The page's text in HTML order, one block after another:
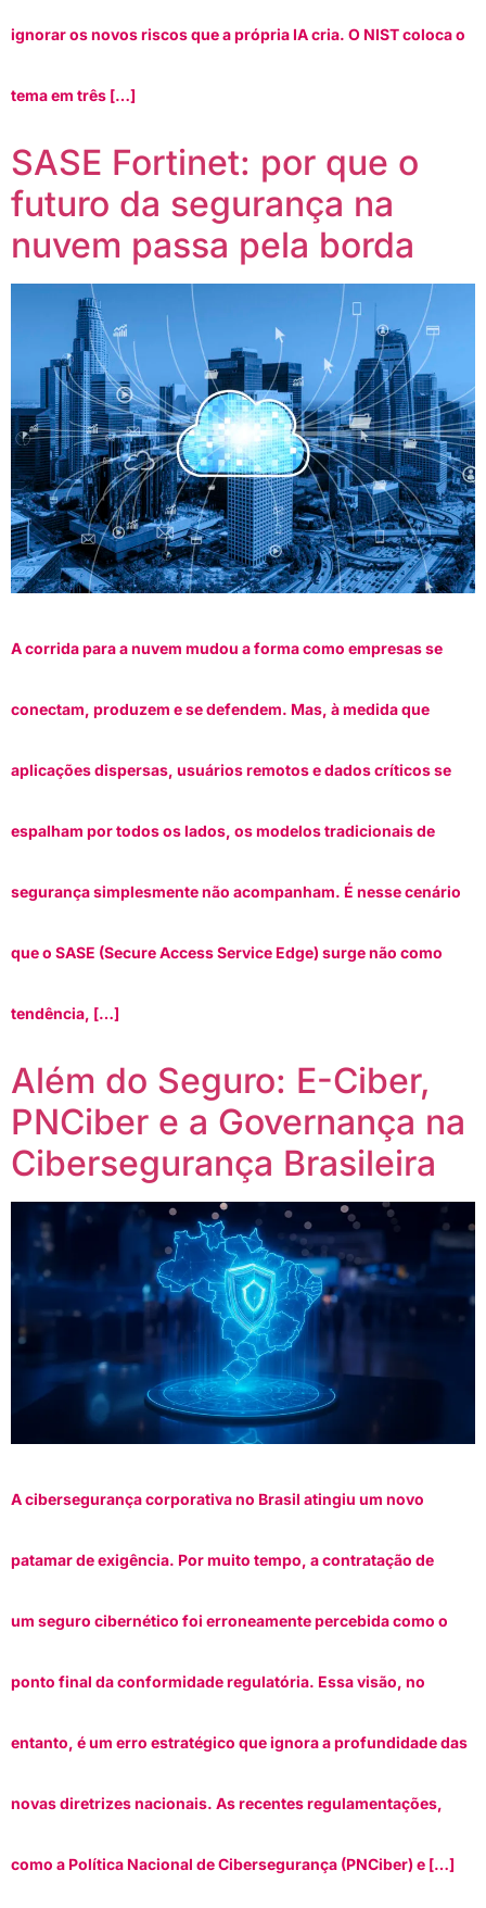
ignorar os novos riscos que a própria IA cria. O NIST coloca o
tema em três […]
SASE Fortinet: por que o
futuro da segurança na
nuvem passa pela borda
A corrida para a nuvem mudou a forma como empresas se
conectam, produzem e se defendem. Mas, à medida que
aplicações dispersas, usuários remotos e dados críticos se
espalham por todos os lados, os modelos tradicionais de
segurança simplesmente não acompanham. É nesse cenário
que o SASE (Secure Access Service Edge) surge não como
tendência, […]
Além do Seguro: E-Ciber,
PNCiber e a Governança na
Cibersegurança Brasileira
A cibersegurança corporativa no Brasil atingiu um novo
patamar de exigência. Por muito tempo, a contratação de
um seguro cibernético foi erroneamente percebida como o
ponto final da conformidade regulatória. Essa visão, no
entanto, é um erro estratégico que ignora a profundidade das
novas diretrizes nacionais. As recentes regulamentações,
como a Política Nacional de Cibersegurança (PNCiber) e […]